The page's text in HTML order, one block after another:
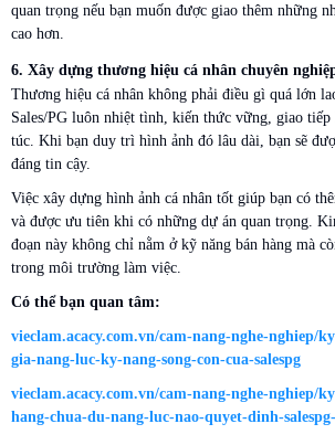
quan trọng nếu bạn muốn được giao thêm những
cao hơn.
6. Xây dựng thương hiệu cá nhân chuyên
Thương hiệu cá nhân không phải điều gì quá lớn
Sales/PG luôn nhiệt tình, kiến thức vững, giao
túc. Khi bạn duy trì hình ảnh đó lâu dài, bạn sẽ
đáng tin cậy.
Việc xây dựng hình ảnh cá nhân tốt giúp bạn có
và được ưu tiên khi có những dự án quan trọng.
đoạn này không chỉ nằm ở kỹ năng bán hàng mà
trong môi trường làm việc.
Có thể bạn quan tâm:
vieclam.acacy.com.vn/cam-nang-nghe-nghiep/
gia-nang-luc-ky-nang-song-con-cua-salespg
vieclam.acacy.com.vn/cam-nang-nghe-nghiep/
hang-chua-du-nang-luc-nao-quyet-dinh-